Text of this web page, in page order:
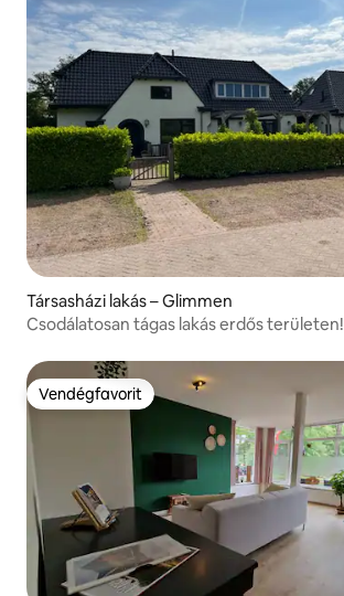
Társasházi lakás – Glimmen
Csodálatosan tágas lakás erdős területen!
Vendégfavorit
Vendégfavorit